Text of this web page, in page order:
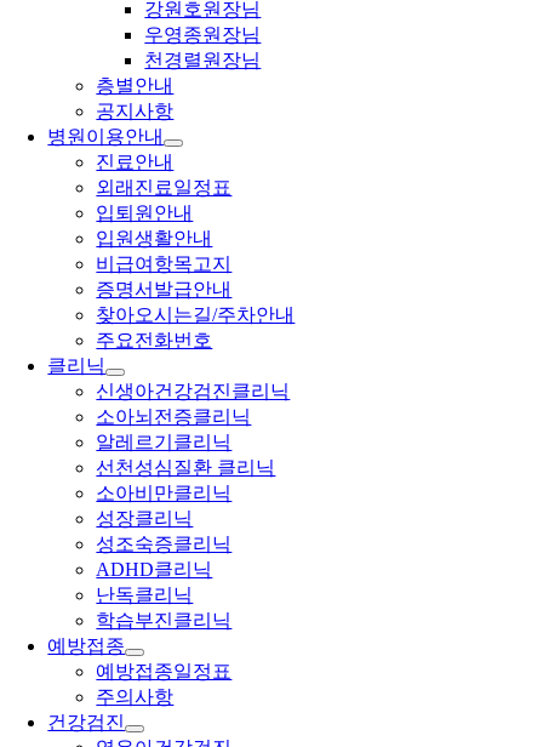
강원호원장님
우영종원장님
천경렬원장님
층별안내
공지사항
병원이용안내
진료안내
외래진료일정표
입퇴원안내
입원생활안내
비급여항목고지
증명서발급안내
찾아오시는길/주차안내
주요전화번호
클리닉
신생아건강검진클리닉
소아뇌전증클리닉
알레르기클리닉
선천성심질환 클리닉
소아비만클리닉
성장클리닉
성조숙증클리닉
ADHD클리닉
난독클리닉
학습부진클리닉
예방접종
예방접종일정표
주의사항
건강검진